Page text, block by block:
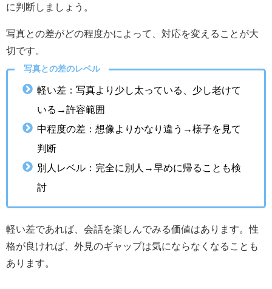
に判断しましょう。
写真との差がどの程度かによって、対応を変えることが大
切です。
写真との差のレベル
軽い差：写真より少し太っている、少し老けて
いる→許容範囲
中程度の差：想像よりかなり違う→様子を見て
判断
別人レベル：完全に別人→早めに帰ることも検
討
軽い差であれば、会話を楽しんでみる価値はあります。性
格が良ければ、外見のギャップは気にならなくなることも
あります。